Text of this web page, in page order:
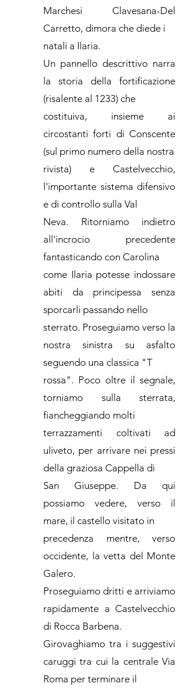
Marchesi Clavesana-Del
Carretto, dimora che diede i
natali a Ilaria.
Un pannello descrittivo narra
la storia della fortificazione
(risalente al 1233) che
costituiva, insieme ai
circostanti forti di Conscente
(sul primo numero della nostra
rivista) e Castelvecchio,
l'importante sistema difensivo
e di controllo sulla Val
Neva. Ritorniamo indietro
all'incrocio precedente
fantasticando con Carolina
come Ilaria potesse indossare
abiti da principessa senza
sporcarli passando nello
sterrato. Proseguiamo verso la
nostra sinistra su asfalto
seguendo una classica "T
rossa". Poco oltre il segnale,
torniamo sulla sterrata,
fiancheggiando molti
terrazzamenti coltivati ad
uliveto, per arrivare nei pressi
della graziosa Cappella di
San Giuseppe. Da qui
possiamo vedere, verso il
mare, il castello visitato in
precedenza mentre, verso
occidente, la vetta del Monte
Galero.
Proseguiamo dritti e arriviamo
rapidamente a Castelvecchio
di Rocca Barbena.
Girovaghiamo tra i suggestivi
caruggi tra cui la centrale Via
Roma per terminare il